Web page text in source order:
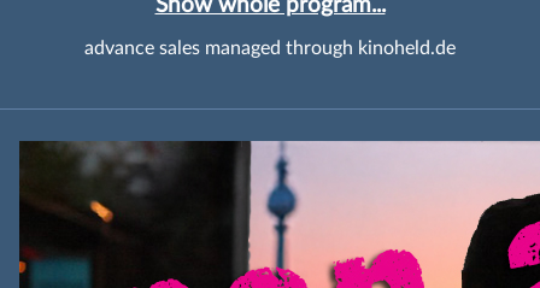
Show whole program...
advance sales managed through kinoheld.de